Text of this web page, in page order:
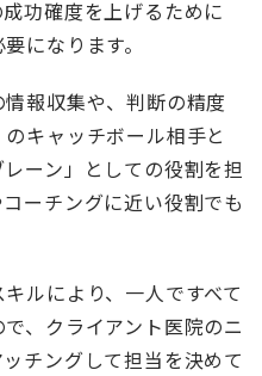
功確度を上げるために
になります。
報収集や、判断の精度
キャッチボール相手と
ーン」としての役割を担
ーチングに近い役割でも
ルにより、一人ですべて
、クライアント医院のニ
チングして担当を決めて